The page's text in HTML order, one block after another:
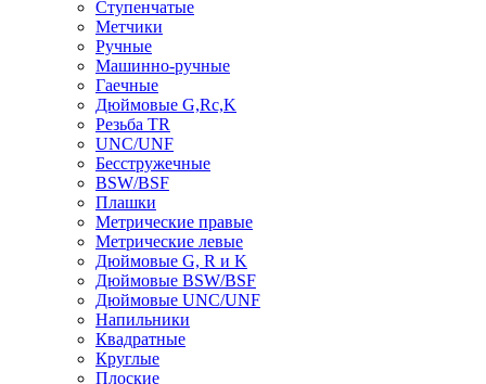
Ступенчатые
Метчики
Ручные
Машинно-ручные
Гаечные
Дюймовые G,Rc,K
Резьба TR
UNC/UNF
Бесстружечные
BSW/BSF
Плашки
Метрические правые
Метрические левые
Дюймовые G, R и K
Дюймовые BSW/BSF
Дюймовые UNC/UNF
Напильники
Квадратные
Круглые
Плоские